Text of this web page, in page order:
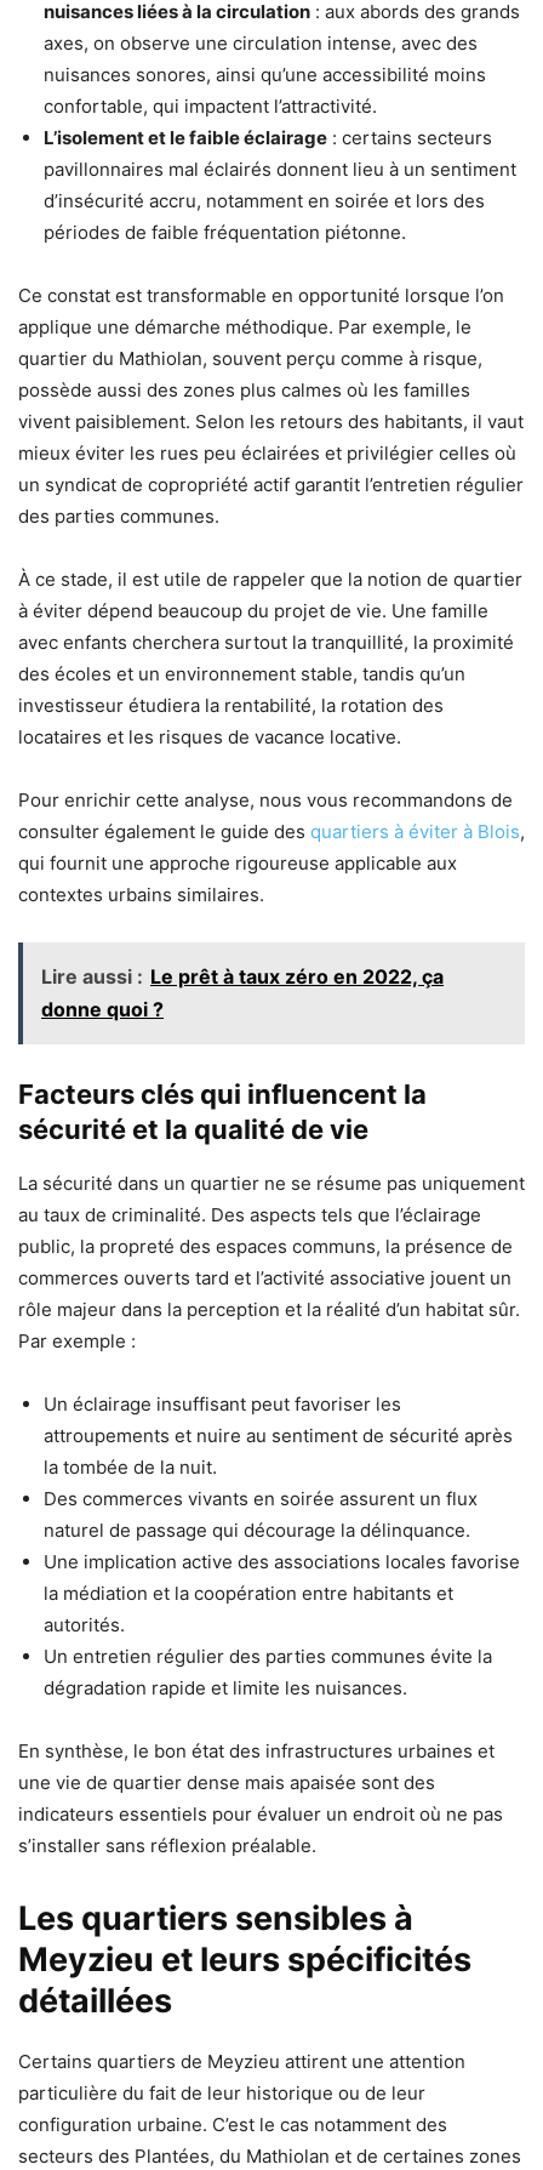
nuisances liées à la circulation : aux abords des grands
axes, on observe une circulation intense, avec des
nuisances sonores, ainsi qu’une accessibilité moins
confortable, qui impactent l’attractivité.
L’isolement et le faible éclairage : certains secteurs
pavillonnaires mal éclairés donnent lieu à un sentiment
d’insécurité accru, notamment en soirée et lors des
périodes de faible fréquentation piétonne.
Ce constat est transformable en opportunité lorsque l’on
applique une démarche méthodique. Par exemple, le
quartier du Mathiolan, souvent perçu comme à risque,
possède aussi des zones plus calmes où les familles
vivent paisiblement. Selon les retours des habitants, il vaut
mieux éviter les rues peu éclairées et privilégier celles où
un syndicat de copropriété actif garantit l’entretien régulier
des parties communes.
À ce stade, il est utile de rappeler que la notion de quartier
à éviter dépend beaucoup du projet de vie. Une famille
avec enfants cherchera surtout la tranquillité, la proximité
des écoles et un environnement stable, tandis qu’un
investisseur étudiera la rentabilité, la rotation des
locataires et les risques de vacance locative.
Pour enrichir cette analyse, nous vous recommandons de
consulter également le guide des quartiers à éviter à Blois,
qui fournit une approche rigoureuse applicable aux
contextes urbains similaires.
Lire aussi : Le prêt à taux zéro en 2022, ça
donne quoi ?
Facteurs clés qui influencent la
sécurité et la qualité de vie
La sécurité dans un quartier ne se résume pas uniquement
au taux de criminalité. Des aspects tels que l’éclairage
public, la propreté des espaces communs, la présence de
commerces ouverts tard et l’activité associative jouent un
rôle majeur dans la perception et la réalité d’un habitat sûr.
Par exemple :
Un éclairage insuffisant peut favoriser les
attroupements et nuire au sentiment de sécurité après
la tombée de la nuit.
Des commerces vivants en soirée assurent un flux
naturel de passage qui décourage la délinquance.
Une implication active des associations locales favorise
la médiation et la coopération entre habitants et
autorités.
Un entretien régulier des parties communes évite la
dégradation rapide et limite les nuisances.
En synthèse, le bon état des infrastructures urbaines et
une vie de quartier dense mais apaisée sont des
indicateurs essentiels pour évaluer un endroit où ne pas
s’installer sans réflexion préalable.
Les quartiers sensibles à
Meyzieu et leurs spécificités
détaillées
Certains quartiers de Meyzieu attirent une attention
particulière du fait de leur historique ou de leur
configuration urbaine. C’est le cas notamment des
secteurs des Plantées, du Mathiolan et de certaines zones